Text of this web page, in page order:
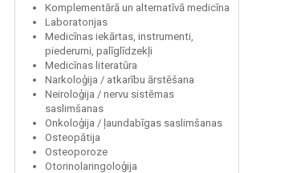
Komplementārā un alternatīvā medicīna
Laboratorijas
Medicīnas iekārtas, instrumenti,
piederumi, palīglīdzekļi
Medicīnas literatūra
Narkoloģija / atkarību ārstēšana
Neiroloģija / nervu sistēmas
saslimšanas
Onkoloģija / ļaundabīgas saslimšanas
Osteopātija
Osteoporoze
Otorinolaringoloģija